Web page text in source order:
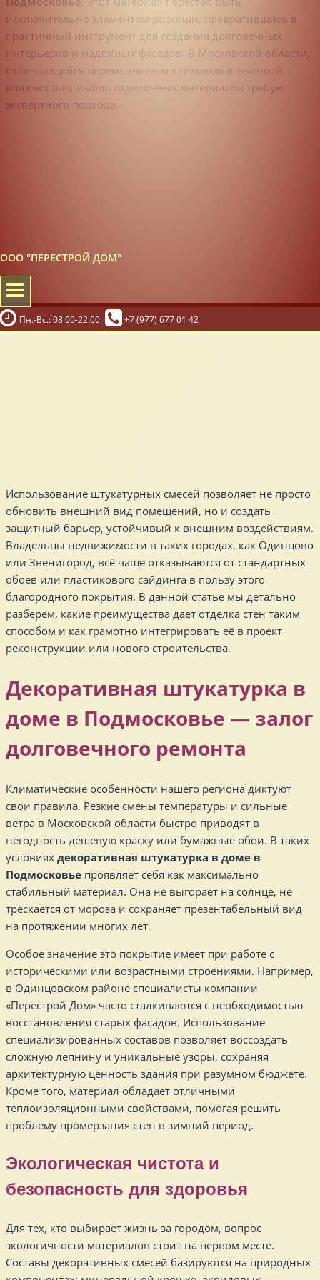
ООО "ПЕРЕСТРОЙ ДОМ"
Пн.-Вс.: 08:00-22:00 +7 (977) 677 01 42
исключительно элементом роскоши, превратившись в
практичный инструмент для создания долговечных
интерьеров и надежных фасадов. В Московской области,
отличающейся переменчивым климатом и высокой
влажностью, выбор отделочных материалов требует
экспертного подхода.
Использование штукатурных смесей позволяет не просто
обновить внешний вид помещений, но и создать
защитный барьер, устойчивый к внешним воздействиям.
Владельцы недвижимости в таких городах, как Одинцово
или Звенигород, всё чаще отказываются от стандартных
обоев или пластикового сайдинга в пользу этого
благородного покрытия. В данной статье мы детально
разберем, какие преимущества дает отделка стен таким
способом и как грамотно интегрировать её в проект
реконструкции или нового строительства.
Декоративная штукатурка в
доме в Подмосковье — залог
долговечного ремонта
Климатические особенности нашего региона диктуют
свои правила. Резкие смены температуры и сильные
ветра в Московской области быстро приводят в
негодность дешевую краску или бумажные обои. В таких
условиях декоративная штукатурка в доме в
Подмосковье проявляет себя как максимально
стабильный материал. Она не выгорает на солнце, не
трескается от мороза и сохраняет презентабельный вид
на протяжении многих лет.
Особое значение это покрытие имеет при работе с
историческими или возрастными строениями. Например,
в Одинцовском районе специалисты компании
«Перестрой Дом» часто сталкиваются с необходимостью
восстановления старых фасадов. Использование
специализированных составов позволяет воссоздать
сложную лепнину и уникальные узоры, сохраняя
архитектурную ценность здания при разумном бюджете.
Кроме того, материал обладает отличными
теплоизоляционными свойствами, помогая решить
проблему промерзания стен в зимний период.
Экологическая чистота и
безопасность для здоровья
Для тех, кто выбирает жизнь за городом, вопрос
экологичности материалов стоит на первом месте.
Составы декоративных смесей базируются на природных